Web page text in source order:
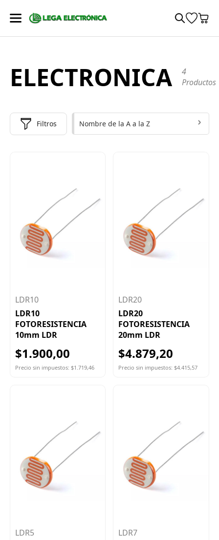
ELECTRONICA
4
Productos
Filtros Nombre de la A a la Z
LDR10
LDR10
FOTORESISTENCIA
10mm LDR
$1.900,00
Precio sin impuestos: $1.719,46
LDR20
LDR20
FOTORESISTENCIA
20mm LDR
$4.879,20
Precio sin impuestos: $4.415,57
LDR5
LDR7